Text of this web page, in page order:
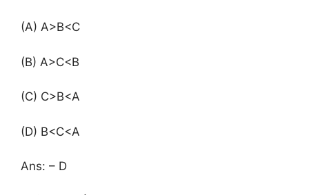
(A) A>B<C
(B) A>C<B
(C) C>B<A
(D) B<C<A
Ans: – D